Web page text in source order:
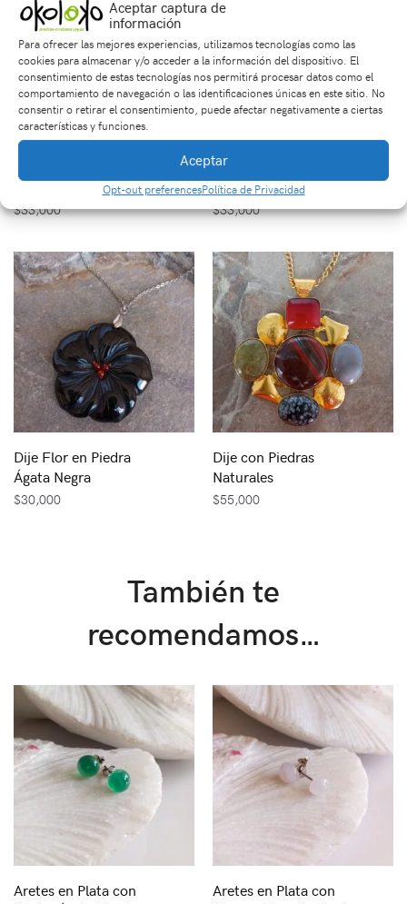
Aceptar captura de
información
Para ofrecer las mejores experiencias, utilizamos tecnologías como las
cookies para almacenar y/o acceder a la información del dispositivo. El
consentimiento de estas tecnologías nos permitirá procesar datos como el
comportamiento de navegación o las identificaciones únicas en este sitio. No
consentir o retirar el consentimiento, puede afectar negativamente a ciertas
características y funciones.
Aceptar
Opt-out preferencesPolítica de Privacidad
Sodalita 1.5mm
$33,000
Sarta Tambor en
Cuarzo Rosa 1.5mm
$33,000
Dije Flor en Piedra
Ágata Negra
$30,000
Dije con Piedras
Naturales
$55,000
También te
recomendamos…
Aretes en Plata con
Aretes en Plata con